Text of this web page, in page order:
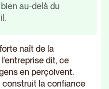
au-delà du
naît de la
dit, ce
en perçoivent.
construit la confiance